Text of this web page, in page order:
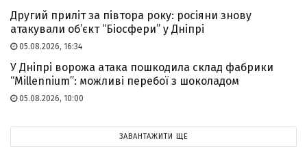
Другий приліт за півтора року: росіяни знову
атакували об’єкт “Біосфери” у Дніпрі
05.08.2026, 16:34
У Дніпрі ворожа атака пошкодила склад фабрики
“Millennium”: можливі перебої з шоколадом
05.08.2026, 10:00
ЗАВАНТАЖИТИ ЩЕ